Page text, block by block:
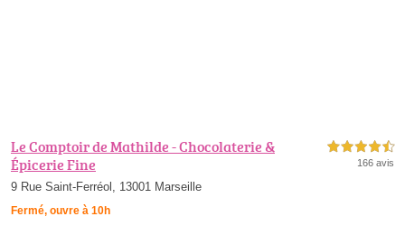
Le Comptoir de Mathilde - Chocolaterie &
Épicerie Fine
9 Rue Saint-Ferréol, 13001 Marseille
Fermé, ouvre à 10h
4,5 étoiles sur 5
166 avis